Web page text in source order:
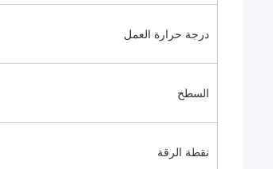
درجة حرارة العمل
السطح
نقطة الرقة